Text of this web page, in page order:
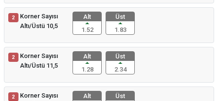
2
Korner Sayısı
Altı/Üstü 10,5
Alt
1.52
Üst
1.83
2
Korner Sayısı
Altı/Üstü 11,5
Alt
1.28
Üst
2.34
2
Korner Sayısı
Alt
Üst